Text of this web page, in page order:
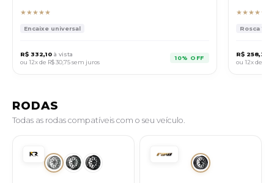
★★★★★
Encaixe universal
R$ 332,10 à vista
ou 12x de R$ 30,75sem juros
10% OFF
★★★★★
Rosca
R$ 258,30
ou 12x de
RODAS
Todas as rodas compatíveis com o seu veículo.